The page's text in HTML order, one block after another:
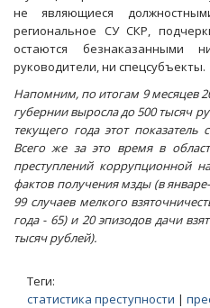
не являющиеся
региональное СУ СКР,
остаются безнаказанными
руководители, ни спецсубъекты.
Напомним, по итогам 9 месяцев
губернии выросла до 500 тысяч
текущего года этот показатель
Всего же за это время в
преступлений коррупционной
фактов получения мзды (в
99 случаев мелкого
года - 65) и 20 эпизодов дачи
тысяч рублей).
Теги:
статистика преступности |